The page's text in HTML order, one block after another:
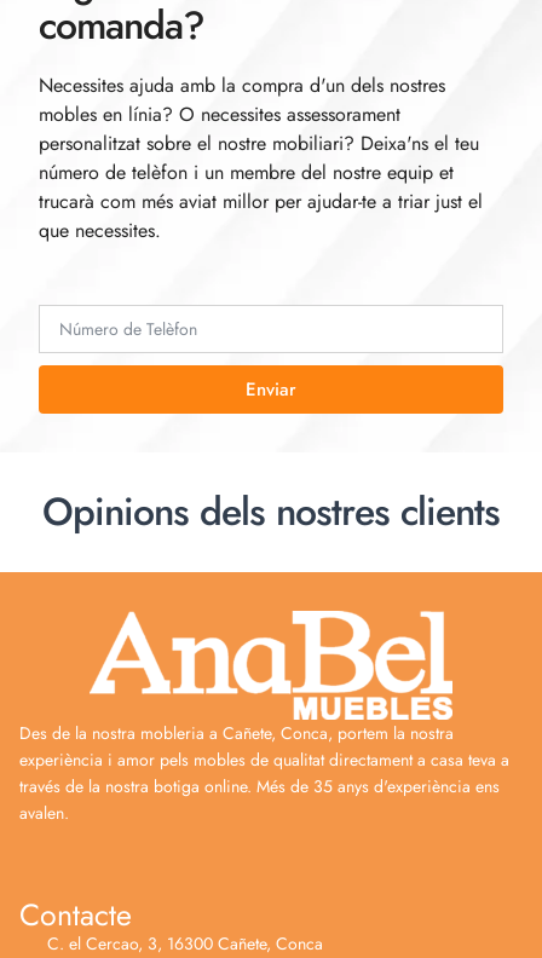
comanda?
Necessites ajuda amb la compra d'un dels nostres
mobles en línia? O necessites assessorament
personalitzat sobre el nostre mobiliari? Deixa'ns el teu
número de telèfon i un membre del nostre equip et
trucarà com més aviat millor per ajudar-te a triar just el
que necessites.
Enviar
Opinions dels nostres clients
Des de la nostra mobleria a Cañete, Conca, portem la nostra
experiència i amor pels mobles de qualitat directament a casa teva a
través de la nostra botiga online. Més de 35 anys d'experiència ens
avalen.
Contacte
C. el Cercao, 3, 16300 Cañete, Conca